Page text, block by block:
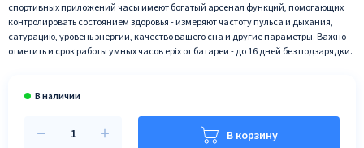
спортивных приложений часы имеют богатый арсенал функций, помогающих
контролировать состоянием здоровья - измеряют частоту пульса и дыхания,
сатурацию, уровень энергии, качество вашего сна и другие параметры. Важно
отметить и срок работы умных часов epix от батареи - до 16 дней без подзарядки.
В корзину